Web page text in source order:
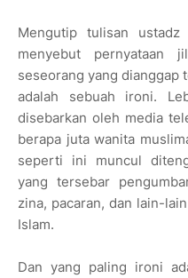
Mengutip tulisan
menyebut pernyataan
seseorang yang dianggap
adalah sebuah ironi.
disebarkan oleh media
berapa juta wanita
seperti ini muncul
yang tersebar
zina, pacaran, dan lain-
Islam.
Dan yang paling ironi